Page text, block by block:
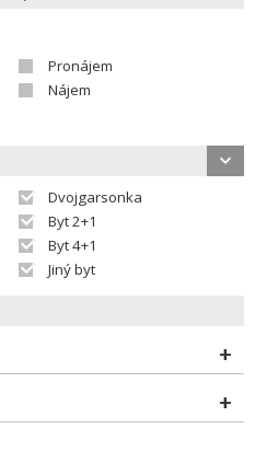
Pronájem
Nájem
Dvojgarsonka
Byt 2+1
Byt 4+1
Jiný byt